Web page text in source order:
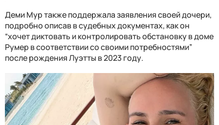
Деми Мур также поддержала заявления своей дочери,
подробно описав в судебных документах, как он
“хочет диктовать и контролировать обстановку в доме
Румер в соответствии со своими потребностями”
после рождения Луэтты в 2023 году.